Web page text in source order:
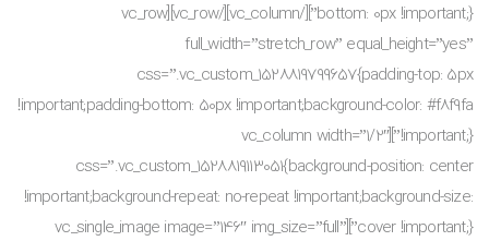
bottom: 0px !important;}”][/vc_column][/vc_row][vc_row
full_width=”stretch_row” equal_height=”yes”
css=”.vc_custom_1528819799657{padding-top: 5px
!important;padding-bottom: 50px !important;background-color: #f8f9fa
!important;}”][vc_column width=”1/2″
css=”.vc_custom_1528819113051{background-position: center
!important;background-repeat: no-repeat !important;background-size:
cover !important;}”][vc_single_image image=”146″ img_size=”full”